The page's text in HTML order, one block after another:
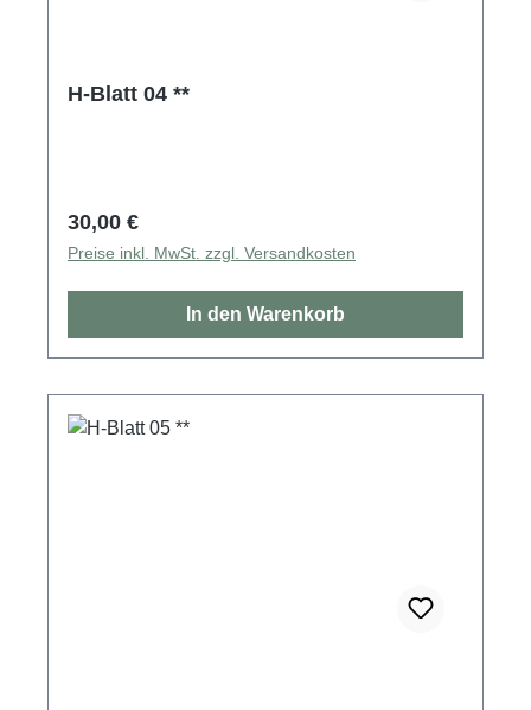
H-Blatt 04 **
Regulärer Preis:
30,00 €
Preise inkl. MwSt. zzgl. Versandkosten
In den Warenkorb